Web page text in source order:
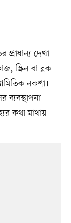
দেখা
স্ক্রিন বা ব্লক
নকশা।
ব্যবস্থাপনা
কথা মাথায়